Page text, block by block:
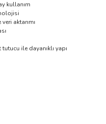
kullanım
aktarımı
ile dayanıklı yapı